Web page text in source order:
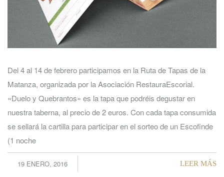
Del 4 al 14 de febrero participamos en la Ruta de Tapas de la
Matanza, organizada por la Asociación RestauraEscorial.
«Duelo y Quebrantos» es la tapa que podréis degustar en
nuestra taberna, al precio de 2 euros. Con cada tapa consumida
se sellará la cartilla para participar en el sorteo de un Escofinde
(1 noche
LEER MÁS
19 ENERO, 2016